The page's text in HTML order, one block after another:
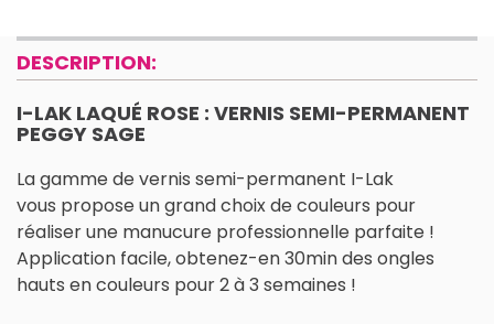
DESCRIPTION:
I-LAK LAQUÉ ROSE : VERNIS SEMI-PERMANENT
PEGGY SAGE
La gamme de vernis semi-permanent I-Lak
vous propose un grand choix de couleurs pour
réaliser une manucure professionnelle parfaite !
Application facile, obtenez-en 30min des ongles
hauts en couleurs pour 2 à 3 semaines !